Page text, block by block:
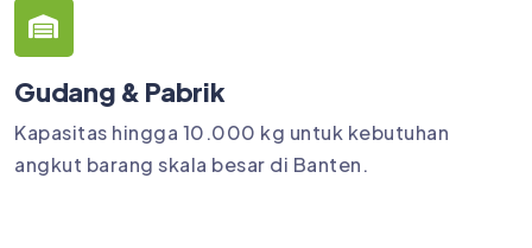
Gudang & Pabrik
Kapasitas hingga 10.000 kg untuk kebutuhan
angkut barang skala besar di Banten.